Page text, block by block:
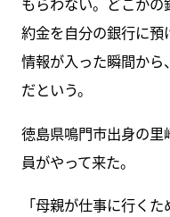
約金を自分の銀行に預
情報が入った瞬間か
だという。
徳島県鳴門市出身の
員がやって来た。
「母親が仕事に行く